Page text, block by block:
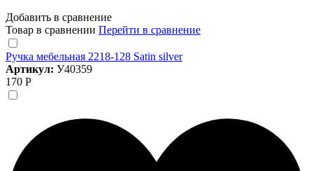
Добавить в сравнение
Товар в сравнении Перейти в сравнение
Ручка мебельная 2218-128 Satin silver
Артикул: У40359
170 Р